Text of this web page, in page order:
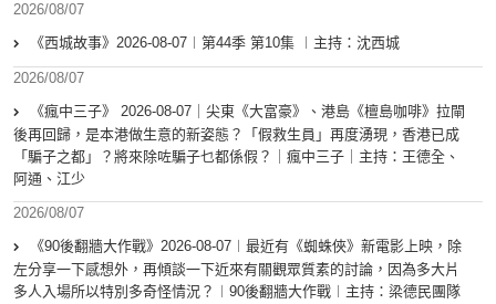
2026/08/07
《西城故事》2026-08-07︱第44季 第10集 ︱主持：沈西城
2026/08/07
《瘋中三子》 2026-08-07｜尖東《大富豪》、港島《檀島咖啡》拉閘
後再回歸，是本港做生意的新姿態？「假救生員」再度湧現，香港已成
「騙子之都」？將來除咗騙子乜都係假？｜瘋中三子｜主持：王德全、
阿通、江少
2026/08/07
《90後翻牆大作戰》2026-08-07︱最近有《蜘蛛俠》新電影上映，除
左分享一下感想外，再傾談一下近來有關觀眾質素的討論，因為多大片
多人入場所以特別多奇怪情況？︱90後翻牆大作戰︱主持：梁德民團隊